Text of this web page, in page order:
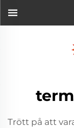
Trött på att